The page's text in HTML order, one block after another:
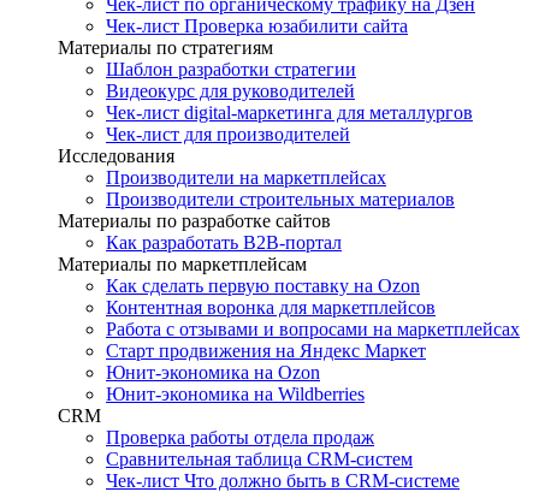
Чек-лист по органическому трафику на Дзен
Чек-лист Проверка юзабилити сайта
Материалы по стратегиям
Шаблон разработки стратегии
Видеокурс для руководителей
Чек-лист digital-маркетинга для металлургов
Чек-лист для производителей
Исследования
Производители на маркетплейсах
Производители строительных материалов
Материалы по разработке сайтов
Как разработать B2B-портал
Материалы по маркетплейсам
Как сделать первую поставку на Ozon
Контентная воронка для маркетплейсов
Работа с отзывами и вопросами на маркетплейсах
Старт продвижения на Яндекс Маркет
Юнит-экономика на Ozon
Юнит-экономика на Wildberries
CRM
Проверка работы отдела продаж
Сравнительная таблица CRM-систем
Чек-лист Что должно быть в CRM-системе